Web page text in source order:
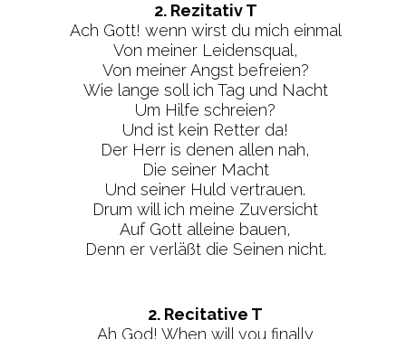
2. Rezitativ T
Ach Gott! wenn wirst du mich einmal
Von meiner Leidensqual,
Von meiner Angst befreien?
Wie lange soll ich Tag und Nacht
Um Hilfe schreien?
Und ist kein Retter da!
Der Herr is denen allen nah,
Die seiner Macht
Und seiner Huld vertrauen.
Drum will ich meine Zuversicht
Auf Gott alleine bauen,
Denn er verläßt die Seinen nicht.
2. Recitative T
Ah God! When will you finally